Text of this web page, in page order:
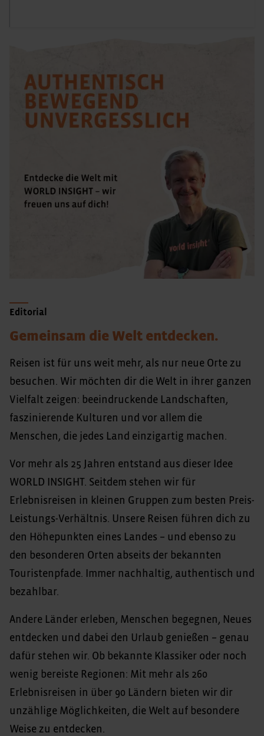
Editorial
Gemeinsam die Welt entdecken.
Reisen ist für uns weit mehr, als nur neue Orte zu
besuchen. Wir möchten dir die Welt in ihrer ganzen
Vielfalt zeigen: beeindruckende Landschaften,
faszinierende Kulturen und vor allem die
Menschen, die jedes Land einzigartig machen.
Vor mehr als 25 Jahren entstand aus dieser Idee
WORLD INSIGHT. Seitdem stehen wir für
Erlebnisreisen in kleinen Gruppen zum besten Preis-
Leistungs-Verhältnis. Unsere Reisen führen dich zu
den Höhepunkten eines Landes – und ebenso zu
den besonderen Orten abseits der bekannten
Touristenpfade. Immer nachhaltig, authentisch und
bezahlbar.
Andere Länder erleben, Menschen begegnen, Neues
entdecken und dabei den Urlaub genießen – genau
dafür stehen wir. Ob bekannte Klassiker oder noch
wenig bereiste Regionen: Mit mehr als 260
Erlebnisreisen in über 90 Ländern bieten wir dir
unzählige Möglichkeiten, die Welt auf besondere
Weise zu entdecken.